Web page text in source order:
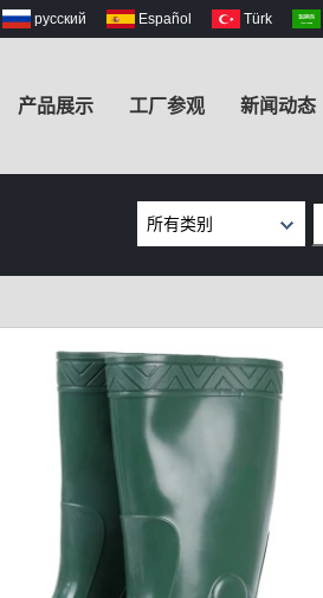
русский Español Türk
产品展示 工厂参观 新闻动态
所有类别
女士雨靴
儿童雨靴
Fishing Chest
Waders